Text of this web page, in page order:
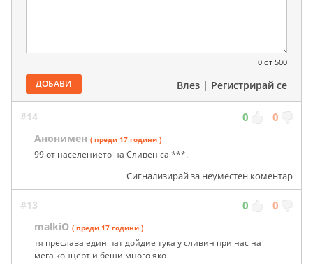
0 от 500
ДОБАВИ Влез | Регистрирай се
#14 0 0
Анонимен ( преди 17 години )
99 от населението на Сливен са ***.
Сигнализирай за неуместен коментар
#13 0 0
malkiO ( преди 17 години )
тя преслава един пат дойдие тука у сливин при нас на
мега концерт и беши много яко